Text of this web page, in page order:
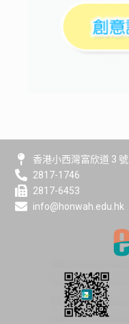
香港小西灣富欣道 3 號
2817-1746
2817-6453
info@honwah.edu.hk